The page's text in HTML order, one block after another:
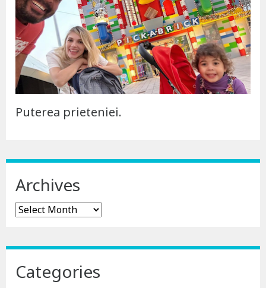
Puterea prieteniei.
Archives
Archives
Categories